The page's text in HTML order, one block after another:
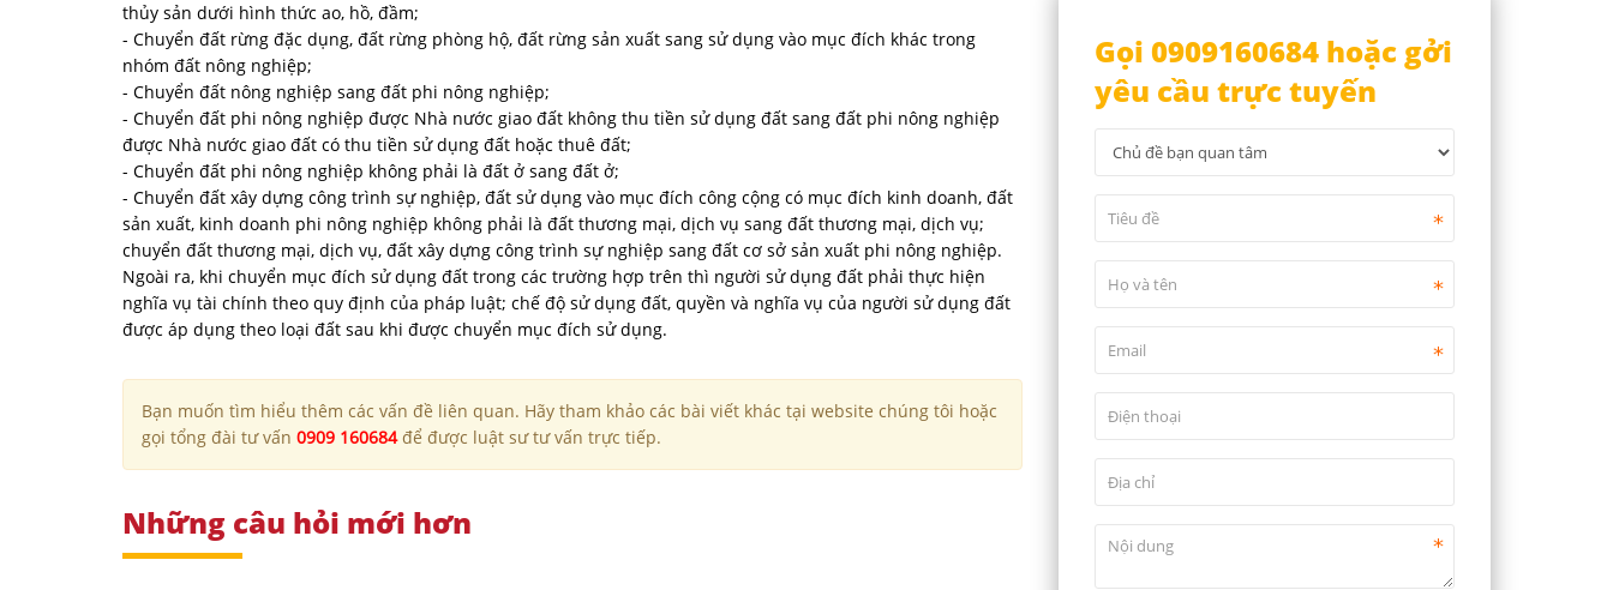
thủy sản dưới hình thức ao, hồ, đầm;
- Chuyển đất rừng đặc dụng, đất rừng phòng hộ, đất rừng sản xuất sang sử dụng vào mục đích khác trong
nhóm đất nông nghiệp;
- Chuyển đất nông nghiệp sang đất phi nông nghiệp;
- Chuyển đất phi nông nghiệp được Nhà nước giao đất không thu tiền sử dụng đất sang đất phi nông nghiệp
được Nhà nước giao đất có thu tiền sử dụng đất hoặc thuê đất;
- Chuyển đất phi nông nghiệp không phải là đất ở sang đất ở;
- Chuyển đất xây dựng công trình sự nghiệp, đất sử dụng vào mục đích công cộng có mục đích kinh doanh, đất
sản xuất, kinh doanh phi nông nghiệp không phải là đất thương mại, dịch vụ sang đất thương mại, dịch vụ;
chuyển đất thương mại, dịch vụ, đất xây dựng công trình sự nghiệp sang đất cơ sở sản xuất phi nông nghiệp.
Ngoài ra, khi chuyển mục đích sử dụng đất trong các trường hợp trên thì người sử dụng đất phải thực hiện
nghĩa vụ tài chính theo quy định của pháp luật; chế độ sử dụng đất, quyền và nghĩa vụ của người sử dụng đất
được áp dụng theo loại đất sau khi được chuyển mục đích sử dụng.
Bạn muốn tìm hiểu thêm các vấn đề liên quan. Hãy tham khảo các bài viết khác tại website chúng tôi hoặc
gọi tổng đài tư vấn 0909 160684để được luật sư tư vấn trực tiếp.
Những câu hỏi mới hơn
Gọi 0909160684 hoặc gởi
yêu cầu trực tuyến